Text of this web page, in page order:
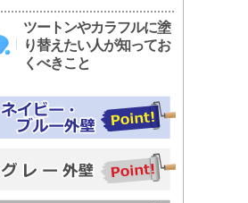
ツートンやカラフルに塗
り替えたい人が知ってお
くべきこと